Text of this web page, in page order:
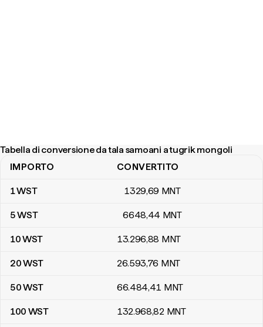
Tabella di conversione da tala samoani a tugrik mongoli
Tabella di conversione da tala samoani a tugrik mongoli
IMPORTO CONVERTITO
1WST 1329,69 MNT
5WST 6648,44 MNT
10WST 13.296,88 MNT
20WST 26.593,76 MNT
50WST 66.484,41 MNT
100 WST 132.968,82 MNT